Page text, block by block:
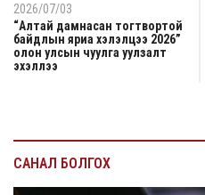
2026/07/03
“Алтай дамнасан тогтвортой
байдлын яриа хэлэлцээ 2026”
олон улсын чуулга уулзалт
эхэллээ
САНАЛ БОЛГОХ